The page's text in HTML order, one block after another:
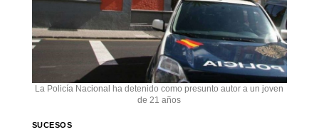
La Policía Nacional ha detenido como presunto autor a un joven
de 21 años
SUCESOS